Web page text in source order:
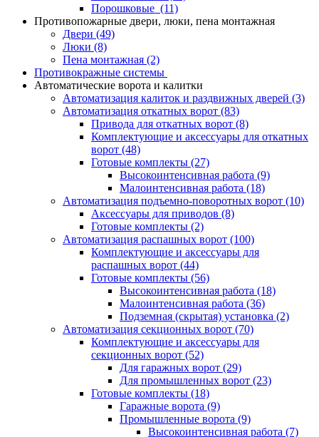
Порошковые (11)
Противопожарные двери, люки, пена монтажная
Двери (49)
Люки (8)
Пена монтажная (2)
Противокражные системы
Автоматические ворота и калитки
Автоматизация калиток и раздвижных дверей (3)
Автоматизация откатных ворот (83)
Привода для откатных ворот (8)
Комплектующие и аксессуары для откатных
ворот (48)
Готовые комплекты (27)
Высокоинтенсивная работа (9)
Малоинтенсивная работа (18)
Автоматизация подъемно-поворотных ворот (10)
Аксессуары для приводов (8)
Готовые комплекты (2)
Автоматизация распашных ворот (100)
Комплектующие и аксессуары для
распашных ворот (44)
Готовые комплекты (56)
Высокоинтенсивная работа (18)
Малоинтенсивная работа (36)
Подземная (скрытая) установка (2)
Автоматизация секционных ворот (70)
Комплектующие и аксессуары для
секционных ворот (52)
Для гаражных ворот (29)
Для промышленных ворот (23)
Готовые комплекты (18)
Гаражные ворота (9)
Промышленные ворота (9)
Высокоинтенсивная работа (7)